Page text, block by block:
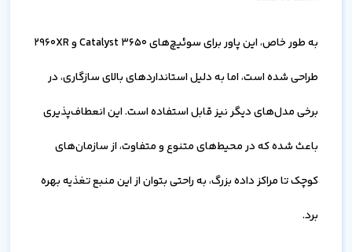
به طور خاص، این پاور برای سوئیچ‌های Catalyst 3650 و 2960XR
طراحی شده است، اما به دلیل استانداردهای بالای سازگاری، در
برخی مدل‌های دیگر نیز قابل استفاده است. این انعطاف‌پذیری
باعث شده که در محیط‌های متنوع و متفاوت، از سازمان‌های
کوچک تا مراکز داده بزرگ، به راحتی بتوان از این منبع تغذیه بهره
برد.